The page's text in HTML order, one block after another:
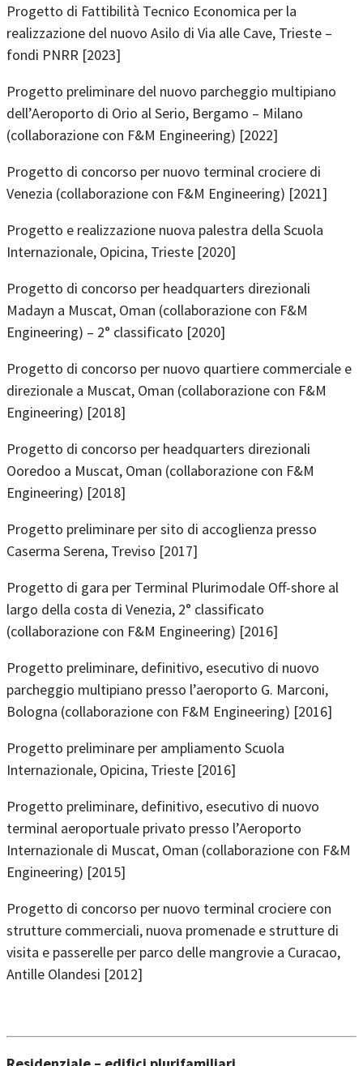
Progetto di Fattibilità Tecnico Economica per la
realizzazione del nuovo Asilo di Via alle Cave, Trieste –
fondi PNRR [2023]
Progetto preliminare del nuovo parcheggio multipiano
dell’Aeroporto di Orio al Serio, Bergamo – Milano
(collaborazione con F&M Engineering) [2022]
Progetto di concorso per nuovo terminal crociere di
Venezia (collaborazione con F&M Engineering) [2021]
Progetto e realizzazione nuova palestra della Scuola
Internazionale, Opicina, Trieste [2020]
Progetto di concorso per headquarters direzionali
Madayn a Muscat, Oman (collaborazione con F&M
Engineering) – 2° classificato [2020]
Progetto di concorso per nuovo quartiere commerciale e
direzionale a Muscat, Oman (collaborazione con F&M
Engineering) [2018]
Progetto di concorso per headquarters direzionali
Ooredoo a Muscat, Oman (collaborazione con F&M
Engineering) [2018]
Progetto preliminare per sito di accoglienza presso
Caserma Serena, Treviso [2017]
Progetto di gara per Terminal Plurimodale Off-shore al
largo della costa di Venezia, 2° classificato
(collaborazione con F&M Engineering) [2016]
Progetto preliminare, definitivo, esecutivo di nuovo
parcheggio multipiano presso l’aeroporto G. Marconi,
Bologna (collaborazione con F&M Engineering) [2016]
Progetto preliminare per ampliamento Scuola
Internazionale, Opicina, Trieste [2016]
Progetto preliminare, definitivo, esecutivo di nuovo
terminal aeroportuale privato presso l’Aeroporto
Internazionale di Muscat, Oman (collaborazione con F&M
Engineering) [2015]
Progetto di concorso per nuovo terminal crociere con
strutture commerciali, nuova promenade e strutture di
visita e passerelle per parco delle mangrovie a Curacao,
Antille Olandesi [2012]